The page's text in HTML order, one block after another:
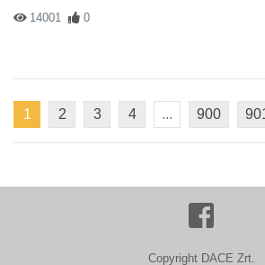
14001 0
1 2 3 4 ... 900
Copyright DACE Zrt.